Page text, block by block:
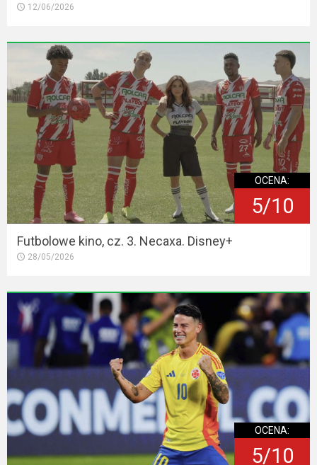
12/06/2026
OCENA:
5/10
Futbolowe kino, cz. 3. Necaxa. Disney+
28/05/2026
OCENA:
5/10